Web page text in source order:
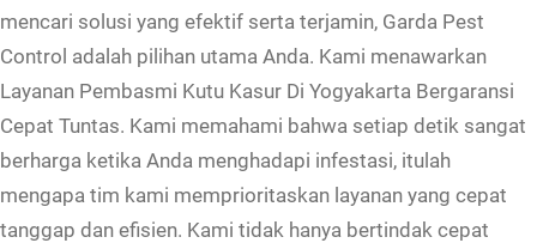
mencari solusi yang efektif serta terjamin, Garda Pest
Control adalah pilihan utama Anda. Kami menawarkan
Layanan Pembasmi Kutu Kasur Di Yogyakarta Bergaransi
Cepat Tuntas. Kami memahami bahwa setiap detik sangat
berharga ketika Anda menghadapi infestasi, itulah
mengapa tim kami memprioritaskan layanan yang cepat
tanggap dan efisien. Kami tidak hanya bertindak cepat